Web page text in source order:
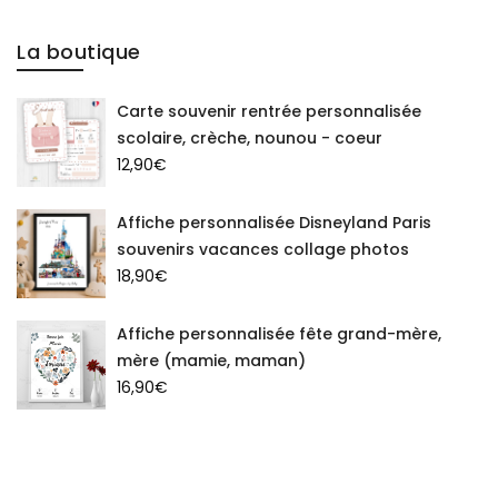
La boutique
Carte souvenir rentrée personnalisée
scolaire, crèche, nounou - coeur
12,90€
Affiche personnalisée Disneyland Paris
souvenirs vacances collage photos
18,90€
Affiche personnalisée fête grand-mère,
mère (mamie, maman)
16,90€